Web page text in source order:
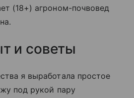
(18+) агроном-почвовед
и советы
я выработала простое
под рукой пару